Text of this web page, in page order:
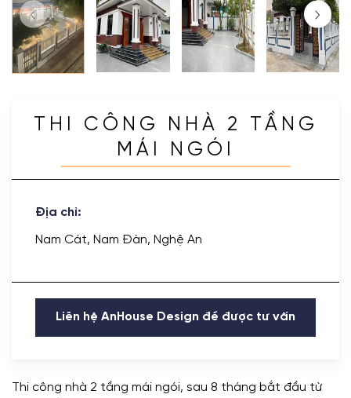
THI CÔNG NHÀ 2 TẦNG
MÁI NGÓI
Địa chỉ:
Nam Cát, Nam Đàn, Nghệ An
Liên hệ AnHouse Design để được tư vấn
Thi công nhà 2 tầng mái ngói, sau 8 tháng bắt đầu từ